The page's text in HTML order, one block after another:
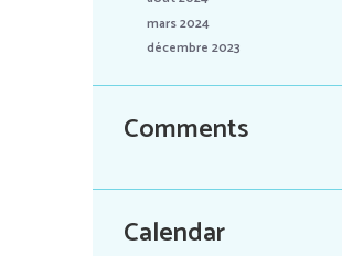
mars 2024
décembre 2023
Comments
Calendar